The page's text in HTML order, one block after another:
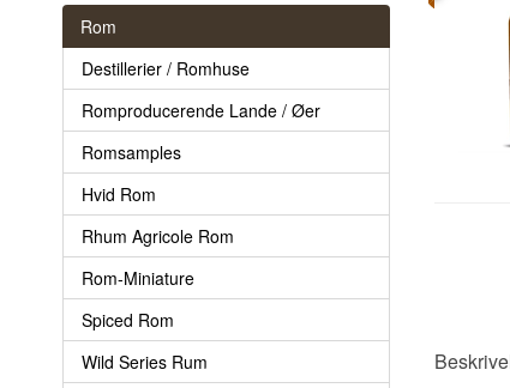
Rom
Destillerier / Romhuse
Romproducerende Lande / Øer
Romsamples
Hvid Rom
Rhum Agricole Rom
Rom-Miniature
Spiced Rom
Wild Series Rum